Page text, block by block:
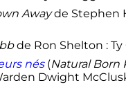
Awayde Stephen
de Ron Shelton : Ty
nés(Natural Born
Dwight